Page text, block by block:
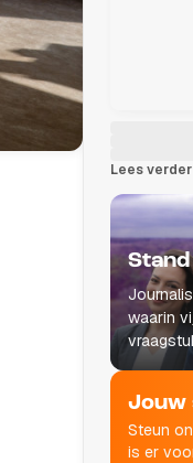
Lees
waarin
leven
Jouw
Steun
is er